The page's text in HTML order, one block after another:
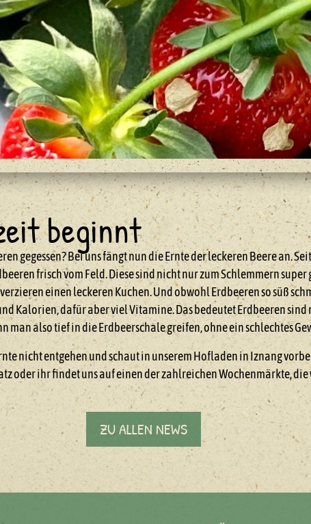
beginnt
gegessen? Bei uns fängt nun die Ernte der leckeren Beere an.
frisch vom Feld. Diese sind nicht nur zum Schlemmern super
einen leckeren Kuchen. Und obwohl Erdbeeren so süß
Kalorien, dafür aber viel Vitamine. Das bedeutet Erdbeeren sind
man also tief in die Erdbeerschale greifen, ohne ein schlechtes
nicht entgehen und schaut in unserem Hofladen in Iznang
oder ihr findet uns auf einen der zahlreichen Wochenmärkte,
ZU ALLEN NEWS